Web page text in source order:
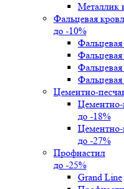
Металлик
Фальцевая
до -10%
Цементно-
Цементно-
до -18%
Цементно-
до -27%
Профнастил
до -25%
Grand Line